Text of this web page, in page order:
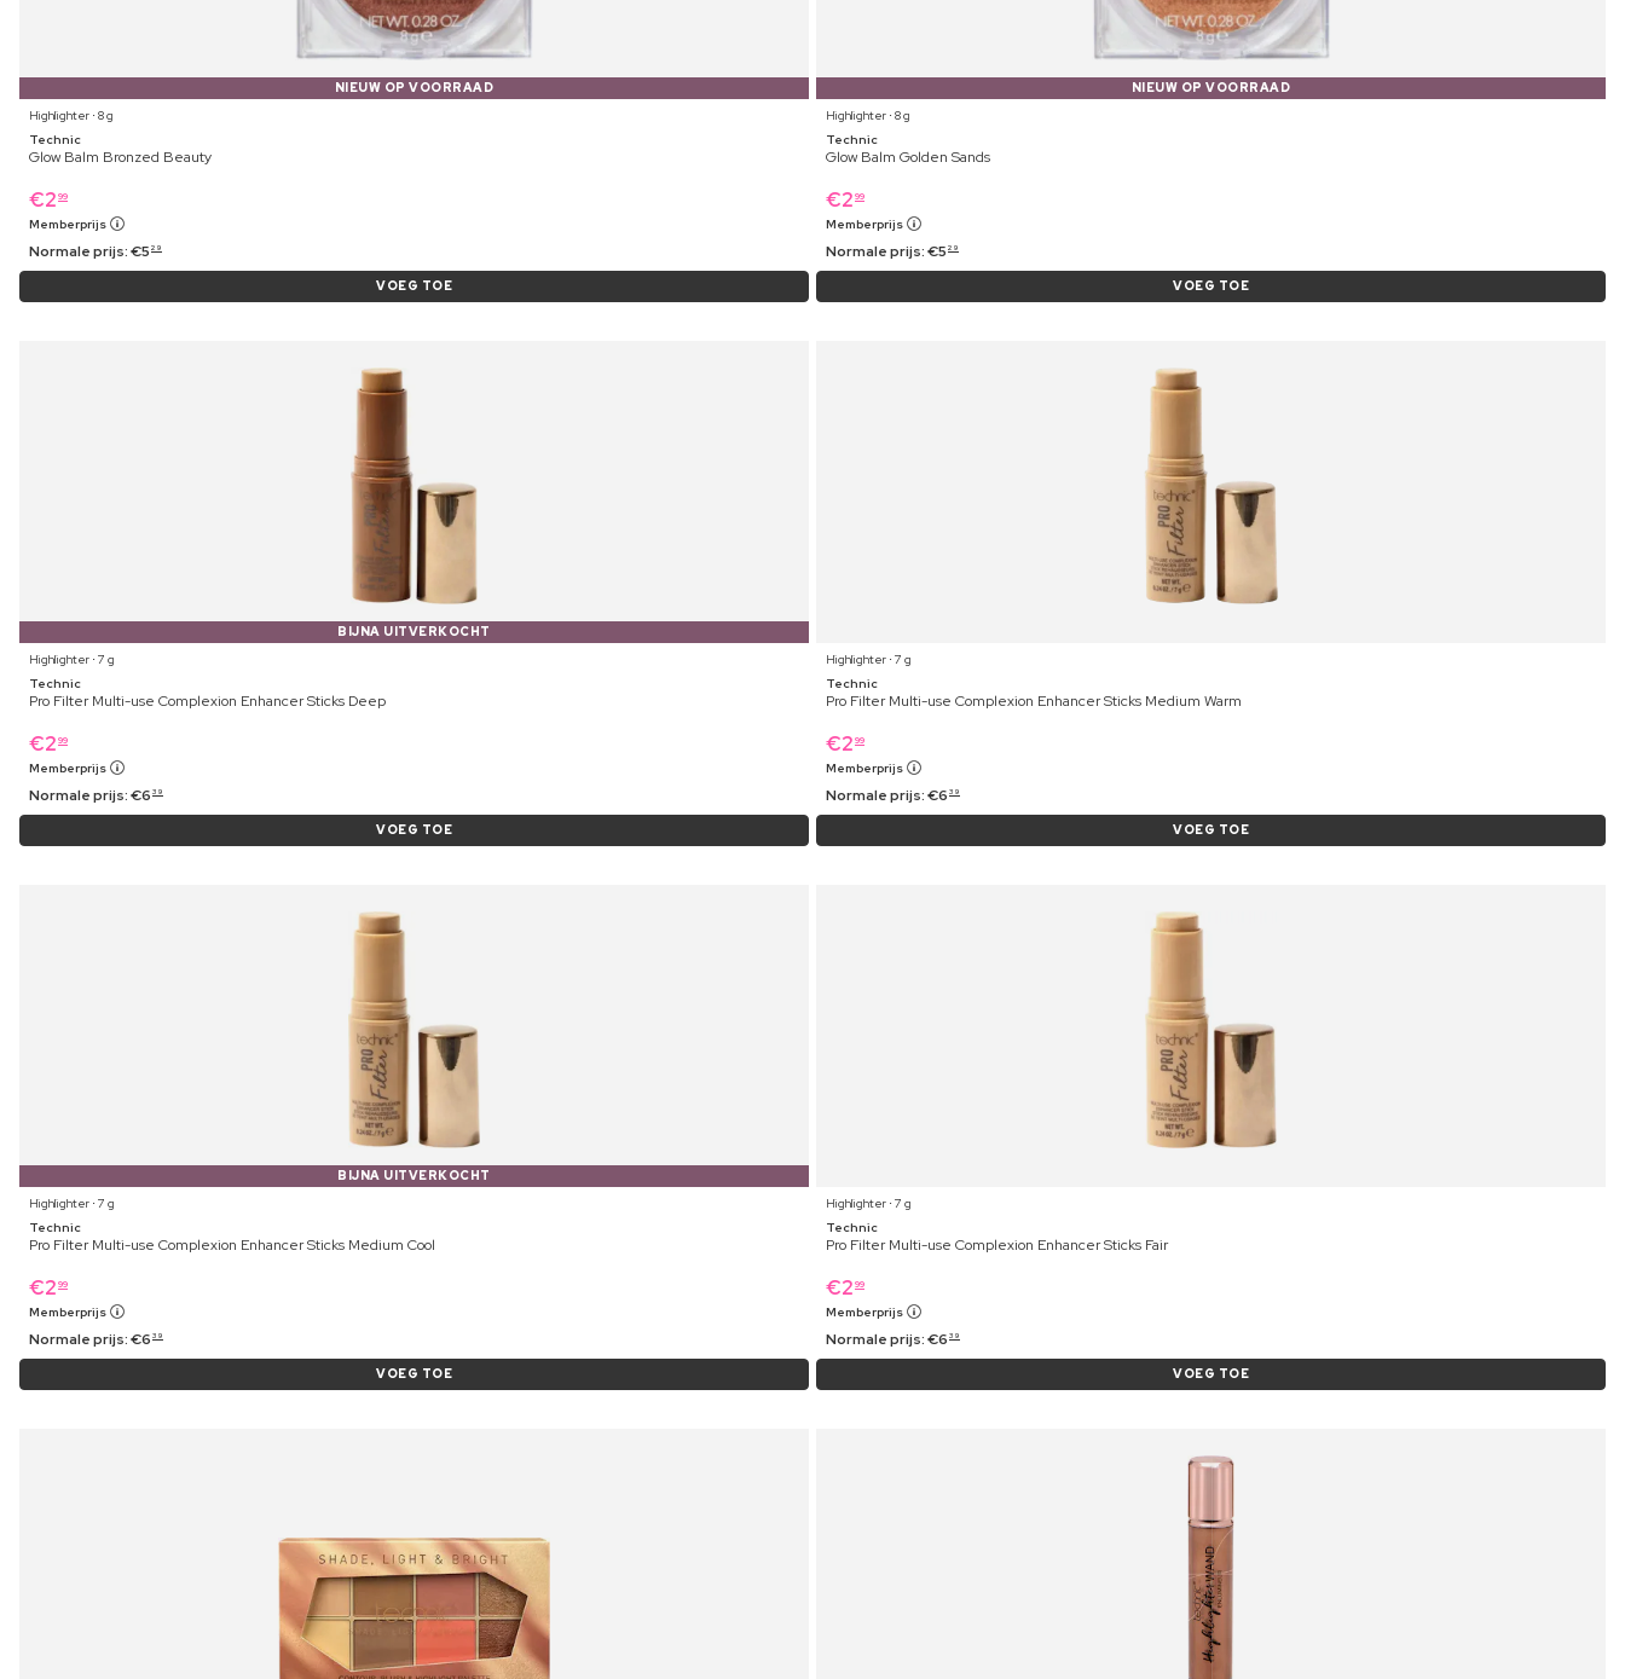
NIEUW OP VOORRAAD
Highlighter ⋅ 8 g
Technic
Glow Balm Bronzed Beauty
€2 99
Memberprijs
Normale prijs:€5 29
VOEG TOE
NIEUW OP VOORRAAD
Highlighter ⋅ 8 g
Technic
Glow Balm Golden Sands
€2 99
Memberprijs
Normale prijs:€5 29
VOEG TOE
BIJNA UITVERKOCHT
Highlighter ⋅ 7 g
Technic
Pro Filter Multi-use Complexion Enhancer Sticks Deep
€2 99
Memberprijs
Normale prijs:€6 39
VOEG TOE
Highlighter ⋅ 7 g
Technic
Pro Filter Multi-use Complexion Enhancer Sticks Medium Warm
€2 99
Memberprijs
Normale prijs:€6 39
VOEG TOE
BIJNA UITVERKOCHT
Highlighter ⋅ 7 g
Technic
Pro Filter Multi-use Complexion Enhancer Sticks Medium Cool
€2 99
Memberprijs
Normale prijs:€6 39
VOEG TOE
Highlighter ⋅ 7 g
Technic
Pro Filter Multi-use Complexion Enhancer Sticks Fair
€2 99
Memberprijs
Normale prijs:€6 39
VOEG TOE